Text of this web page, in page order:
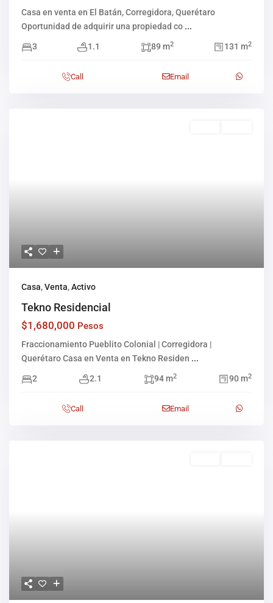
Casa en venta en El Batán, Corregidora, Querétaro
Oportunidad de adquirir una propiedad co ...
3 1.1 89 m2 131 m2
Call Email
Casa,Venta,Activo
Tekno Residencial
$1,680,000 Pesos
Fraccionamiento Pueblito Colonial | Corregidora |
Querétaro Casa en Venta en Tekno Residen ...
2 2.1 94 m2 90 m2
Call Email